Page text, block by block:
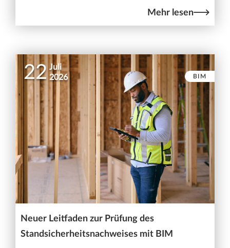
Mehr lesen
22 Juli
2026
BIM
Neuer Leitfaden zur Prüfung des
Standsicherheitsnachweises mit BIM